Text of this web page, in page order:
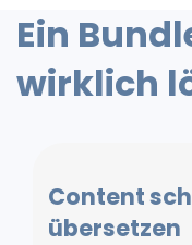
Ein
wirklich
Content
übersetzen